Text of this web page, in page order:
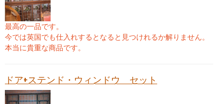
最高の一品です。
今では英国でも仕入れするとなると見つけれるか解りません。
本当に貴重な商品です。
ドア+ステンド・ウィンドウ セット